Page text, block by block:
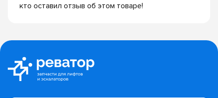
кто оставил отзыв об этом товаре!